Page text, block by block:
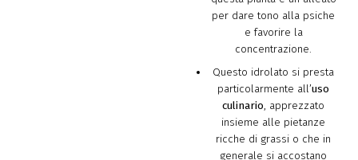
per dare tono alla psiche
e favorire la
concentrazione.
Questo idrolato si presta
particolarmente all’uso
culinario, apprezzato
insieme alle pietanze
ricche di grassi o che in
generale si accostano